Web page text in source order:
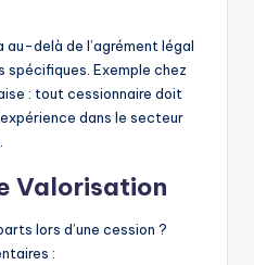
au-delà de l’agrément légal
spécifiques. Exemple chez
: tout cessionnaire doit
dans le secteur
Valorisation
lors d’une cession ?
: